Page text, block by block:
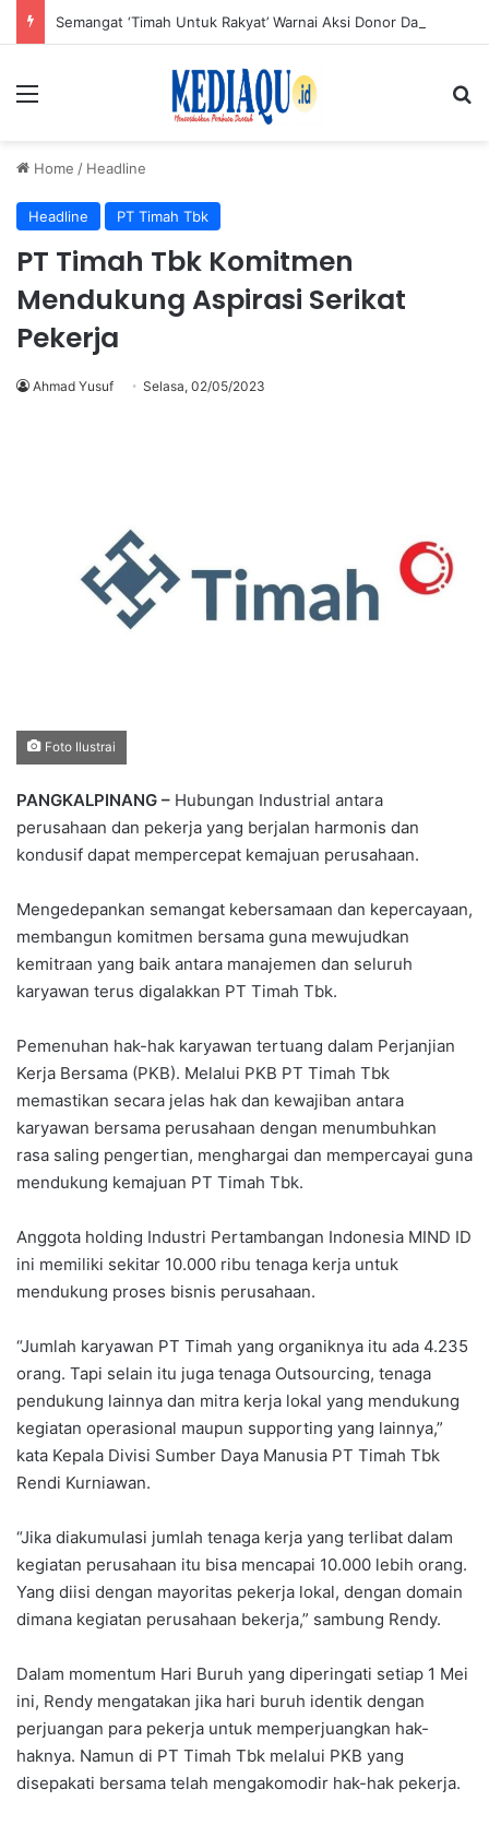
Menu
Home / Headline
Headline PT Timah Tbk
PT Timah Tbk Komitmen
Mendukung Aspirasi Serikat
Pekerja
Ahmad Yusuf Selasa, 02/05/2023
Foto Ilustrai
PANGKALPINANG – Hubungan Industrial antara
perusahaan dan pekerja yang berjalan harmonis dan
kondusif dapat mempercepat kemajuan perusahaan.
Mengedepankan semangat kebersamaan dan kepercayaan,
membangun komitmen bersama guna mewujudkan
kemitraan yang baik antara manajemen dan seluruh
karyawan terus digalakkan PT Timah Tbk.
Pemenuhan hak-hak karyawan tertuang dalam Perjanjian
Kerja Bersama (PKB). Melalui PKB PT Timah Tbk
memastikan secara jelas hak dan kewajiban antara
karyawan bersama perusahaan dengan menumbuhkan
rasa saling pengertian, menghargai dan mempercayai guna
mendukung kemajuan PT Timah Tbk.
Anggota holding Industri Pertambangan Indonesia MIND ID
ini memiliki sekitar 10.000 ribu tenaga kerja untuk
mendukung proses bisnis perusahaan.
“Jumlah karyawan PT Timah yang organiknya itu ada 4.235
orang. Tapi selain itu juga tenaga Outsourcing, tenaga
pendukung lainnya dan mitra kerja lokal yang mendukung
kegiatan operasional maupun supporting yang lainnya,”
kata Kepala Divisi Sumber Daya Manusia PT Timah Tbk
Rendi Kurniawan.
“Jika diakumulasi jumlah tenaga kerja yang terlibat dalam
kegiatan perusahaan itu bisa mencapai 10.000 lebih orang.
Yang diisi dengan mayoritas pekerja lokal, dengan domain
dimana kegiatan perusahaan bekerja,” sambung Rendy.
Dalam momentum Hari Buruh yang diperingati setiap 1 Mei
ini, Rendy mengatakan jika hari buruh identik dengan
perjuangan para pekerja untuk memperjuangkan hak-
haknya. Namun di PT Timah Tbk melalui PKB yang
disepakati bersama telah mengakomodir hak-hak pekerja.